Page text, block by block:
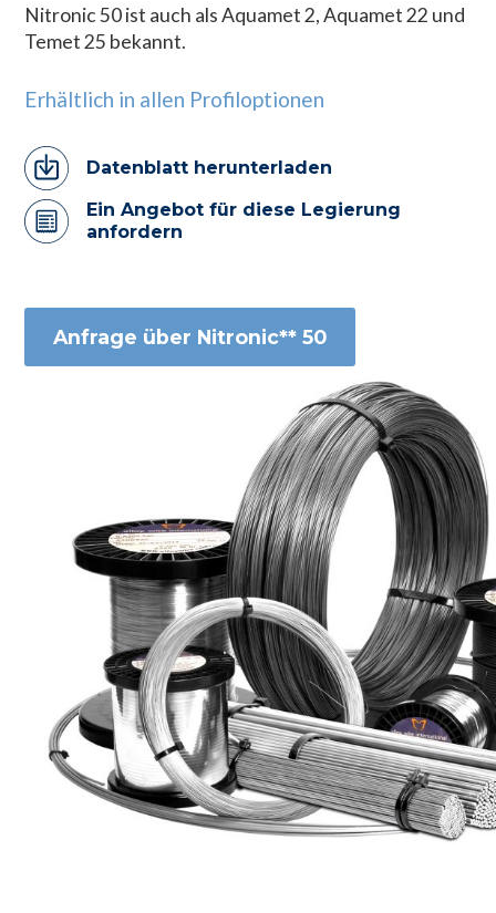
Nitronic 50 ist auch als Aquamet 2, Aquamet 22 und
Temet 25 bekannt.
Erhältlich in allen Profiloptionen
Datenblatt herunterladen
Ein Angebot für diese Legierung
anfordern
Anfrage über Nitronic** 50